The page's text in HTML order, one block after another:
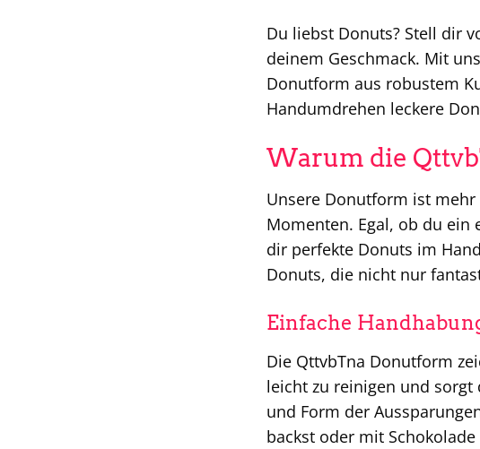
Du liebst Donuts? Stell dir
deinem Geschmack. Mit
Donutform aus robustem
Handumdrehen leckere
Warum die
Unsere Donutform ist mehr
Momenten. Egal, ob du
dir perfekte Donuts im
Donuts, die nicht nur
Einfache
Die QttvbTna Donutform
leicht zu reinigen und
und Form der
backst oder mit